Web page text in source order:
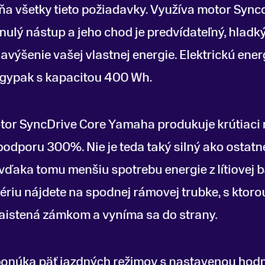
všetky tieto požiadavky.Využíva motor
nástup a jeho chod je predvídateľný,
vašej vlastnej energie. Elektrickú
s kapacitou 400 Wh.
SyncDrive Core Yamaha produkuje krútiaci
300%. Nie je teda taký silný ako
tomu menšiu spotrebu energie z lítiovej
nájdete na spodnej rámovej trubke, s
zámkom a vyníma sa do strany.